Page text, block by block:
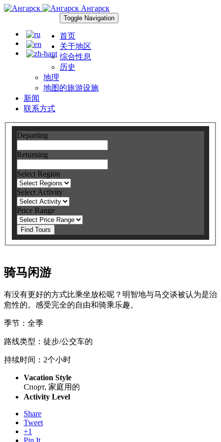
Ангарск
Toggle Navigation
首页
关于地区
综合性息
历史
地理
地图的旅游设施
新闻
联系方式
Departing
Returning
Select Region
Select Activity
Price Range
Find Tours
骑马闲游
有没有更好的方式比乘坐放松呢？明智地与马交谈被认为是治
愈性的。感受完全的自由和骑乘乐趣。
季节：全季
路线类型：徒步/公交车的
持续时间：2个小时
Vacation Style
Спорт, 家庭用的
Activity Level
Share
Tweet
+1